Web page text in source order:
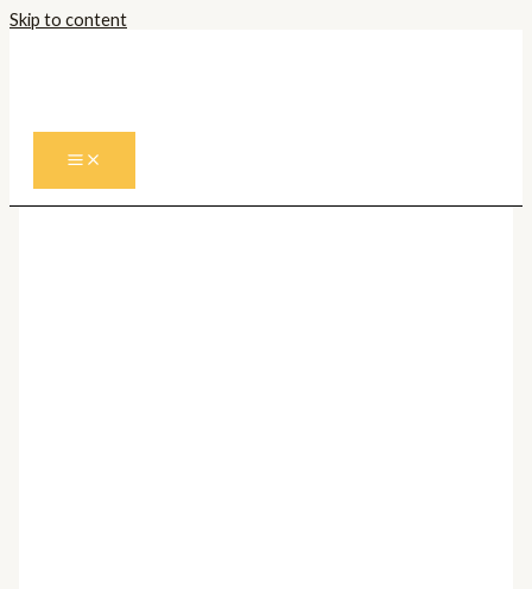
Skip to content